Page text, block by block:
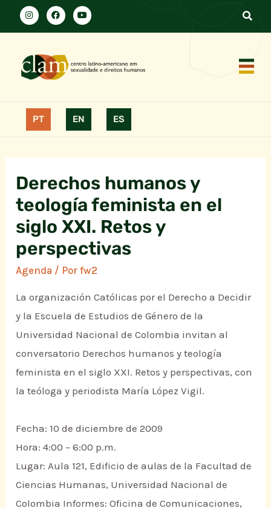
PT EN ES
Derechos humanos y
teología feminista en el
siglo XXI. Retos y
perspectivas
Agenda / Porfw2
La organización Católicas por el Derecho a Decidir
y la Escuela de Estudios de Género de la
Universidad Nacional de Colombia invitan al
conversatorio Derechos humanos y teología
feminista en el siglo XXI. Retos y perspectivas, con
la teóloga y periodista María López Vigil.
Fecha: 10 de diciembre de 2009
Hora: 4:00 – 6:00 p.m.
Lugar: Aula 121, Edificio de aulas de la Facultad de
Ciencias Humanas, Universidad Nacional de
Colombia Informes: Oficina de Comunicaciones,